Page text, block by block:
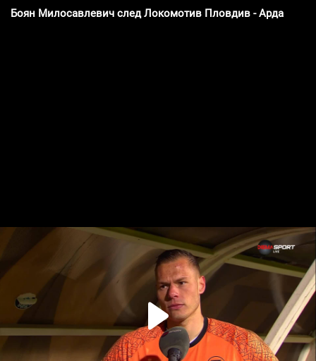
Боян Милосавлевич след Локомотив Пловдив - Арда